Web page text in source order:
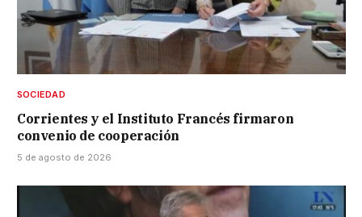
SOCIEDAD
Corrientes y el Instituto Francés firmaron
convenio de cooperación
5 de agosto de 2026